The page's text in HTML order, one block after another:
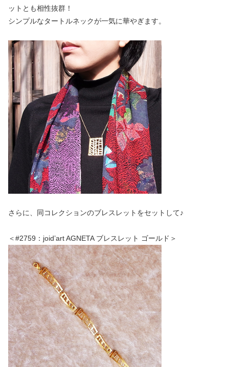
ットとも相性抜群！
シンプルなタートルネックが一気に華やぎます。
さらに、同コレクションのブレスレットをセットして♪
＜#2759：joid’art AGNETA ブレスレット ゴールド＞